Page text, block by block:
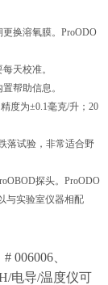
换溶氧膜。ProODO
天校准。
帮助信息。
度为±0.1毫克/升；20
落试验，非常适合野
探头。ProODO
与实验室仪器相配
006006、
电导/温度仪可